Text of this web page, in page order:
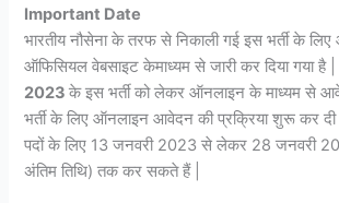
Important Date
भारतीय नौसेना के तरफ से निकाली गई इस भर्ती के
ऑफिसियल वेबसाइट केमाध्यम से जारी कर दिया गया है
2023के इस भर्ती को लेकर ऑनलाइन के माध्यम से
भर्ती के लिए ऑनलाइन आवेदन की प्रक्रिया शुरू कर
पदों के लिए 13 जनवरी 2023 से लेकर 28 जनवरी
अंतिम तिथि) तक कर सकते हैं |